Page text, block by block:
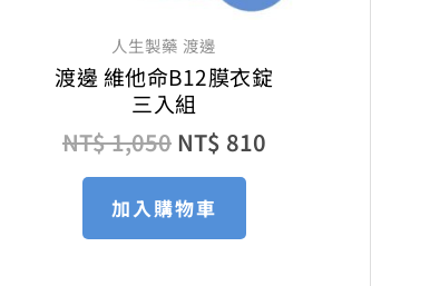
人生製藥 渡邊
渡邊 維他命B12膜衣錠
三入組
NT$1,050 NT$ 810
加入購物車